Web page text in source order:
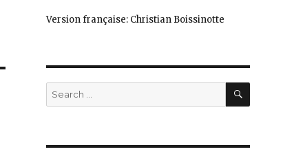
Version française: Christian Boissinotte
Search
for:
SEARCH